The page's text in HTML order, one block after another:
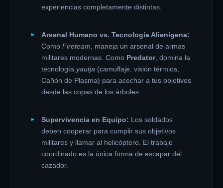
experiencias completamente distintas.
Arsenal Humano vs. Tecnología Alienígena:
Como Fireteam , maneja un arsenal de armas
militares modernas. Como Predator, domina la
tecnología yautja (camuflaje, visión térmica,
Cañón de Plasma) para acechar a tus objetivos
desde las copas de los árboles.
Supervivencia en Equipo: Los soldados
deben cooperar para cumplir sus objetivos
militares y llamar al helicóptero. El trabajo
coordinado es la única forma de escapar del
cazador.